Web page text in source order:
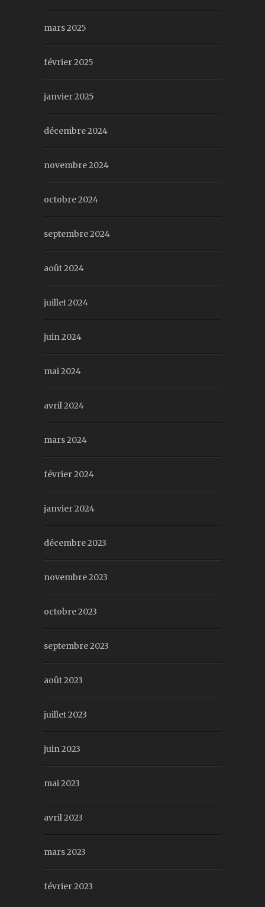
mars 2025
février 2025
janvier 2025
décembre 2024
novembre 2024
octobre 2024
septembre 2024
août 2024
juillet 2024
juin 2024
mai 2024
avril 2024
mars 2024
février 2024
janvier 2024
décembre 2023
novembre 2023
octobre 2023
septembre 2023
août 2023
juillet 2023
juin 2023
mai 2023
avril 2023
mars 2023
février 2023